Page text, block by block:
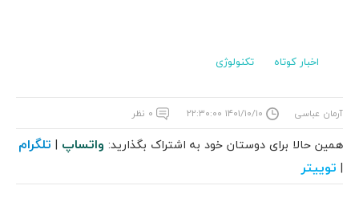
اخبار کوتاه تکنولوژی
آرمان عباسی ۱۴۰۱/۱۰/۱۰ ۲۲:۳۰:۰۰ ۰ نظر
همین حالا برای دوستان خود به اشتراک بگذارید: واتساپ | تلگرام
| توییتر